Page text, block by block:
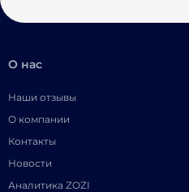
О нас
Наши отзывы
О компании
Контакты
Новости
Аналитика ZOZI